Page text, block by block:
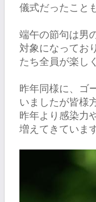
儀式だったこと
端午の節句は男
対象になってお
たち全員が楽し
昨年同様に、ゴ
いましたが皆様
昨年より感染力
増えてきていま